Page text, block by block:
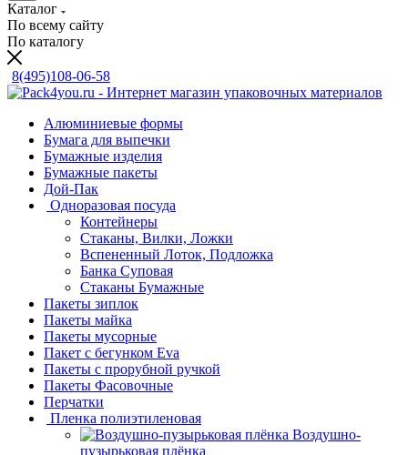
Каталог
По всему сайту
По каталогу
8(495)108-06-58
Алюминиевые формы
Бумага для выпечки
Бумажные изделия
Бумажные пакеты
Дой-Пак
Одноразовая посуда
Контейнеры
Стаканы, Вилки, Ложки
Вспененный Лоток, Подложка
Банка Суповая
Стаканы Бумажные
Пакеты зиплок
Пакеты майка
Пакеты мусорные
Пакет с бегунком Eva
Пакеты с прорубной ручкой
Пакеты Фасовочные
Перчатки
Пленка полиэтиленовая
Воздушно-
пузырьковая плёнка